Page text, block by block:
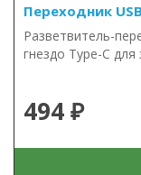
Переходник
Разветвитель-
гнездо Type-C для
494 ₽